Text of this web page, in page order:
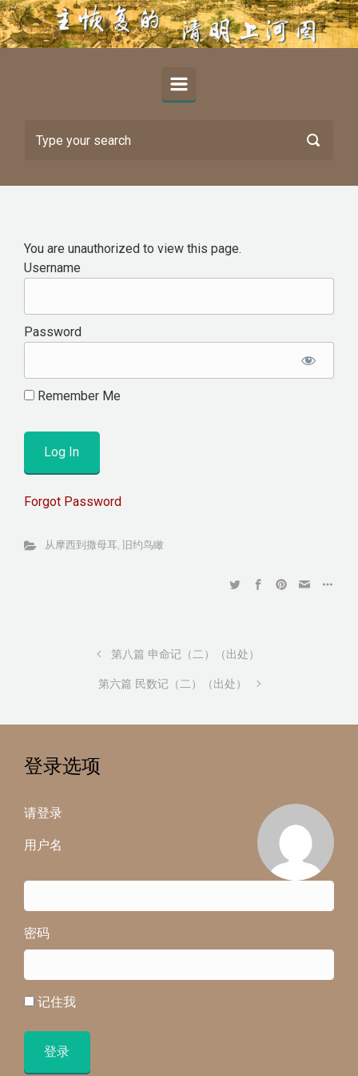
Skip to main content
You are unauthorized to view this page.
Username
Password
Remember Me
Forgot Password
从摩西到撒母耳, 旧约鸟瞰
第八篇 申命记（二）（出处）
第六篇 民数记（二）（出处）
登录选项
请登录
用户名
密码
记住我